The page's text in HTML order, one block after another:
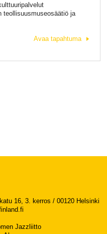
teollisuusmuseosäätiö ja
Avaa tapahtuma
16, 3. kerros / 00120 Helsinki
Jazzliitto